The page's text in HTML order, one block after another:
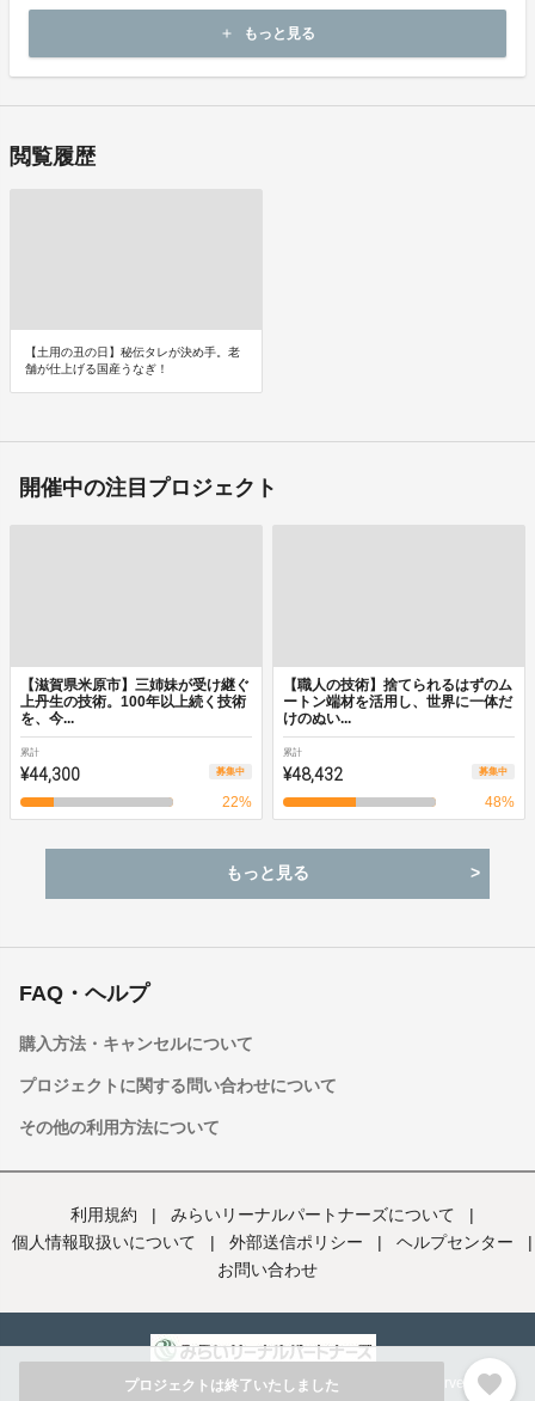
プロジェクトは終了いたしました favorite
・申し込まれた商品と異なる商品が届いた場合
・商品が汚れている、または破損している場合
add もっと見る
閲覧履歴
【土用の丑の日】秘伝タレが決め手。老
舗が仕上げる国産うなぎ！
開催中の注目プロジェクト
【滋賀県米原市】三姉妹が受け継ぐ
上丹生の技術。100年以上続く技術
を、今...
累計
¥44,300 募集中
22%
【職人の技術】捨てられるはずのム
ートン端材を活用し、世界に一体だ
けのぬい...
累計
¥48,432 募集中
48%
もっと見る
FAQ・ヘルプ
購入方法・キャンセルについて
プロジェクトに関する問い合わせについて
その他の利用方法について
利用規約 | みらいリーナルパートナーズについて
|
個人情報取扱いについて
| 外部送信ポリシー | ヘルプセンター
|
お問い合わせ
Copyright (C) Mirai Reenal Partners Co., Ltd. All rights reserved